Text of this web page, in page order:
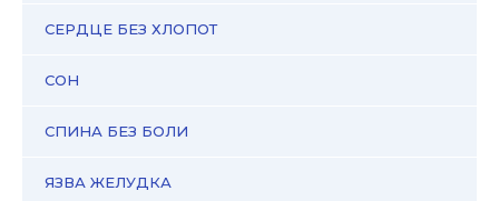
СЕРДЦЕ БЕЗ ХЛОПОТ
СОН
СПИНА БЕЗ БОЛИ
ЯЗВА ЖЕЛУДКА